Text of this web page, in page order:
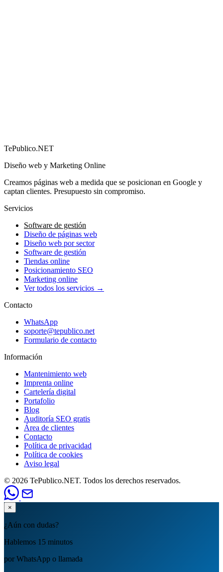
→
TePublico.NET
Diseño web y Marketing Online
Creamos páginas web a medida que se posicionan en Google y
captan clientes. Presupuesto sin compromiso.
Servicios
Software de gestión
Diseño de páginas web
Diseño web por sector
Software de gestión
Tiendas online
Posicionamiento SEO
Marketing online
Ver todos los servicios →
Contacto
WhatsApp
soporte@tepublico.net
Formulario de contacto
Información
Mantenimiento web
Imprenta online
Cartelería digital
Portafolio
Blog
Auditoría SEO gratis
Área de clientes
Contacto
Política de privacidad
Política de cookies
Aviso legal
© 2026 TePublico.NET. Todos los derechos reservados.
×
¿Aún con dudas?
Hablemos 15 minutos
por WhatsApp o llamada